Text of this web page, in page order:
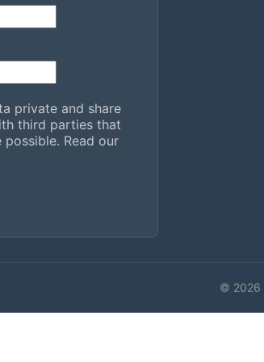
private and share
third parties that
possible. Read our
© 2026